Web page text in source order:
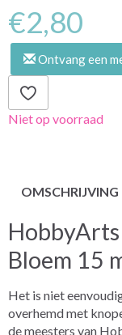
€2,80
Ontvang een
Niet op voorraad
OMSCHRIJVING
Bloem 15
Het is niet
overhemd met
de meesters van